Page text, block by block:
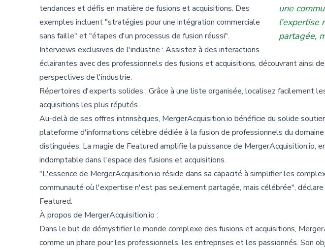
une
l'expertise
partagée,
tendances et défis en matière de fusions et acquisitions. Des
exemples incluent "stratégies pour une intégration commerciale
sans faille" et "étapes d'un processus de fusion réussi".
Interviews exclusives de l'industrie : Assistez à des interactions
éclairantes avec des professionnels des fusions et acquisitions, découvrant ainsi
perspectives de l'industrie.
Répertoires d'experts solides : Grâce à une liste organisée, localisez facilement
acquisitions les plus réputés.
Au-delà de ses offres intrinsèques, MergerAcquisition.io bénéficie du solide
plateforme d'informations célèbre dédiée à la fusion de professionnels du
distinguées. La magie de Featured amplifie la puissance de MergerAcquisition.io,
indomptable dans l'espace des fusions et acquisitions.
"L'essence de MergerAcquisition.io réside dans sa capacité à simplifier les
communauté où l'expertise n'est pas seulement partagée, mais célébrée",
Featured.
À propos de MergerAcquisition.io :
Dans le but de démystifier le monde complexe des fusions et acquisitions,
comme un phare pour les professionnels, les entreprises et les passionnés. Son